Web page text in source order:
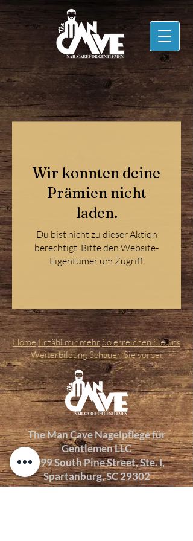
Wir konnten deine
Prämien nicht
laden.
Du bist nicht zu dieser Aktion
berechtigt. Bitte den Website-
Eigentümer um Zugriff.
Home Erzähl mir mehrSo erreichen Sie uns
WeiterbildungSchauen Sie vorbei
The Man Cave Nagelpflege für
Gentlemen LLC
2099 South Pine Street, Ste. I,
Spartanburg, SC 29302